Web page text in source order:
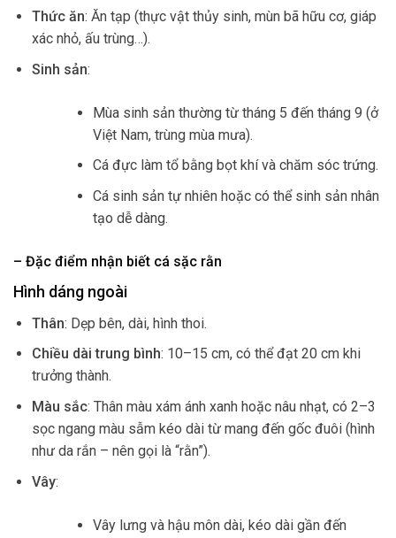
Thức ăn: Ăn tạp (thực vật thủy sinh, mùn bã hữu cơ, giáp
xác nhỏ, ấu trùng…).
Sinh sản:
Mùa sinh sản thường từ tháng 5 đến tháng 9 (ở
Việt Nam, trùng mùa mưa).
Cá đực làm tổ bằng bọt khí và chăm sóc trứng.
Cá sinh sản tự nhiên hoặc có thể sinh sản nhân
tạo dễ dàng.
– Đặc điểm nhận biết cá sặc rằn
Hình dáng ngoài
Thân: Dẹp bên, dài, hình thoi.
Chiều dài trung bình: 10–15 cm, có thể đạt 20 cm khi
trưởng thành.
Màu sắc: Thân màu xám ánh xanh hoặc nâu nhạt, có 2–3
sọc ngang màu sẫm kéo dài từ mang đến gốc đuôi (hình
như da rắn – nên gọi là “rằn”).
Vây:
Vây lưng và hậu môn dài, kéo dài gần đến